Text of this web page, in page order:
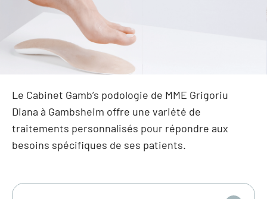
Le Cabinet Gamb’s podologie de MME Grigoriu
Diana à Gambsheim offre une variété de
traitements personnalisés pour répondre aux
besoins spécifiques de ses patients.